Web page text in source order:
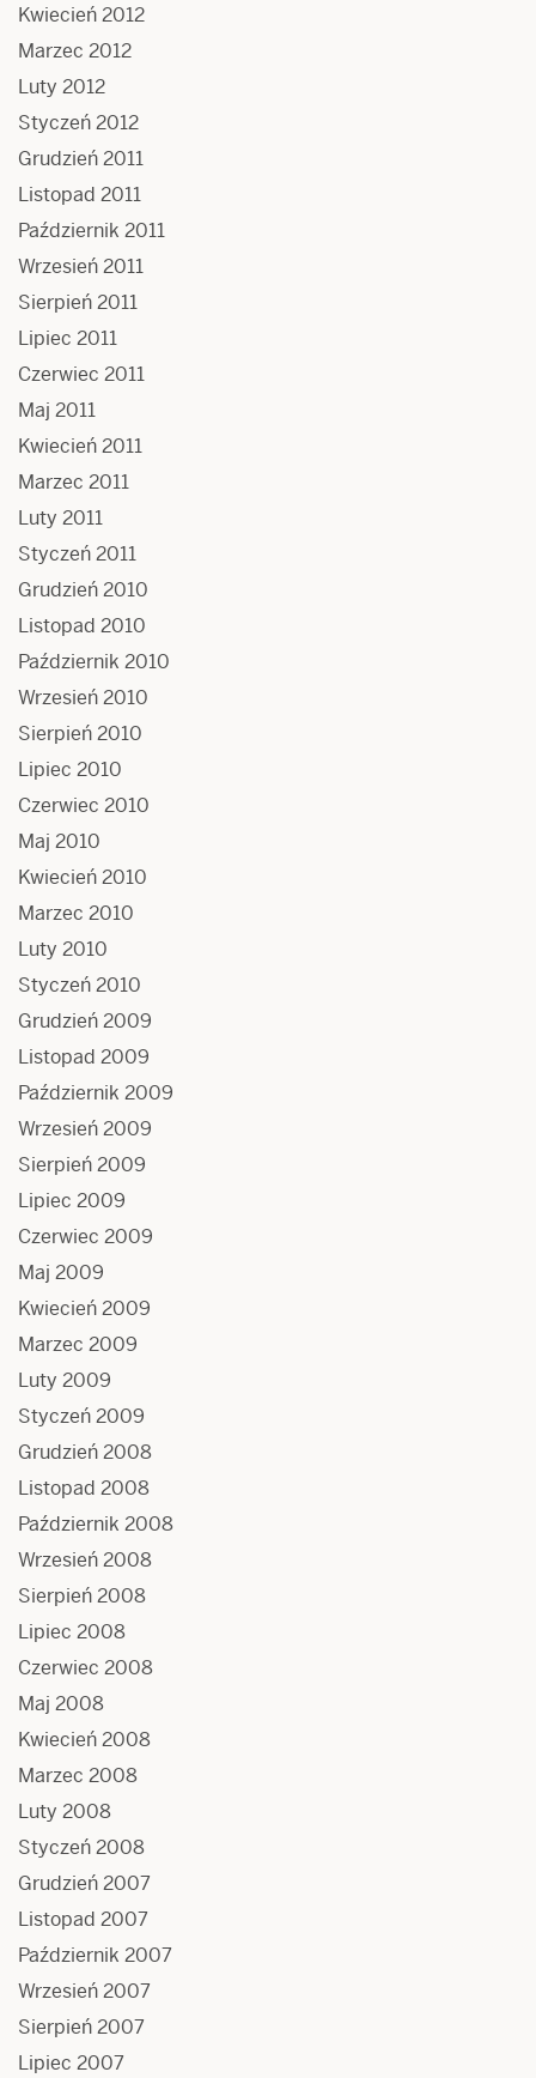
Kwiecień 2012
Marzec 2012
Luty 2012
Styczeń 2012
Grudzień 2011
Listopad 2011
Październik 2011
Wrzesień 2011
Sierpień 2011
Lipiec 2011
Czerwiec 2011
Maj 2011
Kwiecień 2011
Marzec 2011
Luty 2011
Styczeń 2011
Grudzień 2010
Listopad 2010
Październik 2010
Wrzesień 2010
Sierpień 2010
Lipiec 2010
Czerwiec 2010
Maj 2010
Kwiecień 2010
Marzec 2010
Luty 2010
Styczeń 2010
Grudzień 2009
Listopad 2009
Październik 2009
Wrzesień 2009
Sierpień 2009
Lipiec 2009
Czerwiec 2009
Maj 2009
Kwiecień 2009
Marzec 2009
Luty 2009
Styczeń 2009
Grudzień 2008
Listopad 2008
Październik 2008
Wrzesień 2008
Sierpień 2008
Lipiec 2008
Czerwiec 2008
Maj 2008
Kwiecień 2008
Marzec 2008
Luty 2008
Styczeń 2008
Grudzień 2007
Listopad 2007
Październik 2007
Wrzesień 2007
Sierpień 2007
Lipiec 2007